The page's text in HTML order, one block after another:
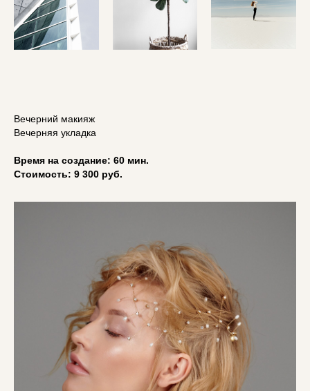
Вечерний макияж
Вечерняя укладка
Время на создание: 60 мин.
Стоимость: 9 300 руб.